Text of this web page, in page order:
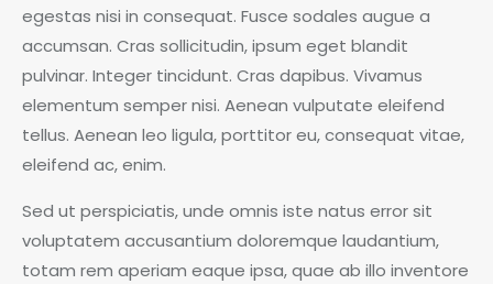
egestas nisi in consequat. Fusce sodales augue a
accumsan. Cras sollicitudin, ipsum eget blandit
pulvinar. Integer tincidunt. Cras dapibus. Vivamus
elementum semper nisi. Aenean vulputate eleifend
tellus. Aenean leo ligula, porttitor eu, consequat vitae,
eleifend ac, enim.
Sed ut perspiciatis, unde omnis iste natus error sit
voluptatem accusantium doloremque laudantium,
totam rem aperiam eaque ipsa, quae ab illo inventore